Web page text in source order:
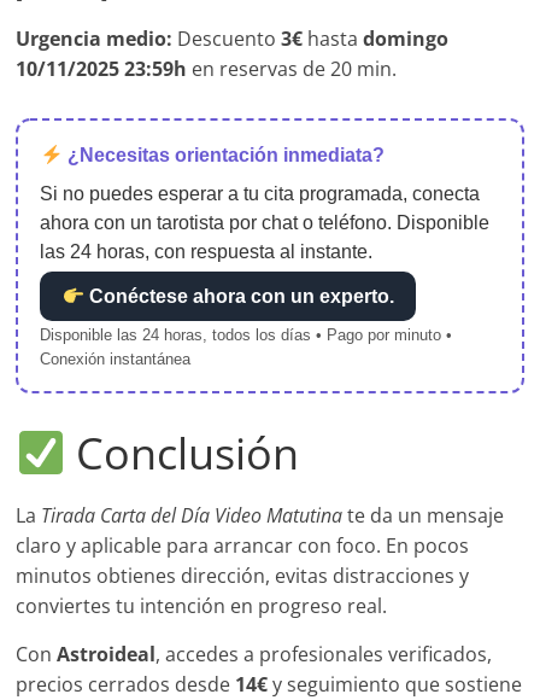
Urgencia medio: Descuento3€ hastadomingo
10/11/2025 23:59h en reservas de 20 min.
¿Necesitas orientación inmediata?
Si no puedes esperar a tu cita programada, conecta
ahora con un tarotista por chat o teléfono. Disponible
las 24 horas, con respuesta al instante.
Conéctese ahora con un experto.
Disponible las 24 horas, todos los días • Pago por minuto •
Conexión instantánea
Conclusión
La Tirada Carta del Día Video Matutinate da un mensaje
claro y aplicable para arrancar con foco. En pocos
minutos obtienes dirección, evitas distracciones y
conviertes tu intención en progreso real.
ConAstroideal, accedes a profesionales verificados,
precios cerrados desde 14€y seguimiento que sostiene